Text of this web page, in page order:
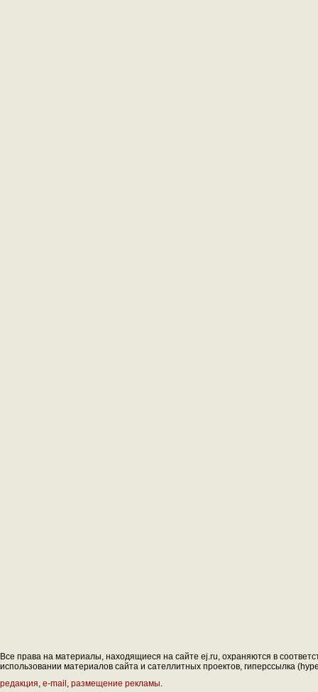
Все права на материалы, находящиеся на сайте ej.ru, охраняются в
использовании материалов сайта и сателлитных проектов, гиперссылка
редакция, e-mail , размещение рекламы.